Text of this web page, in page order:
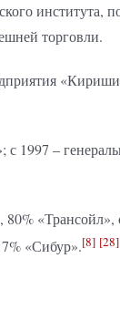
института,
торговли.
1997 –
«Сибур».[8] [28]